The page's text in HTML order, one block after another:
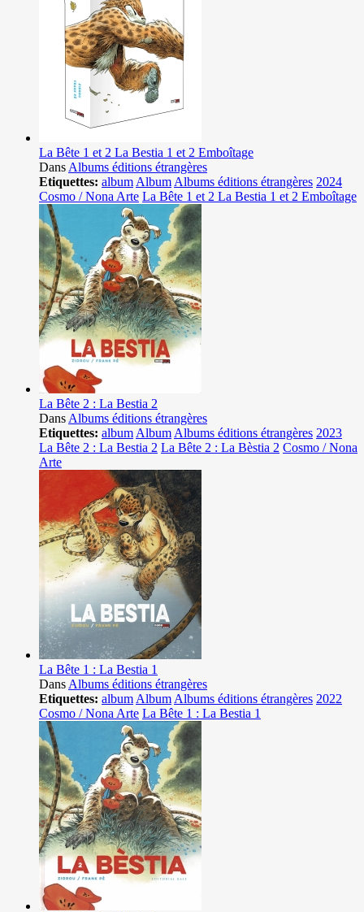
La Bête 1 et 2 La Bestia 1 et 2 Emboîtage
Dans Albums éditions étrangères
Etiquettes: album Album Albums éditions étrangères 2024
Cosmo / Nona Arte La Bête 1 et 2 La Bestia 1 et 2 Emboîtage
La Bête 2 : La Bestia 2
Dans Albums éditions étrangères
Etiquettes: album Album Albums éditions étrangères 2023
La Bête 2 : La Bestia 2 La Bête 2 : La Bèstia 2 Cosmo / Nona
Arte
La Bête 1 : La Bestia 1
Dans Albums éditions étrangères
Etiquettes: album Album Albums éditions étrangères 2022
Cosmo / Nona Arte La Bête 1 : La Bestia 1